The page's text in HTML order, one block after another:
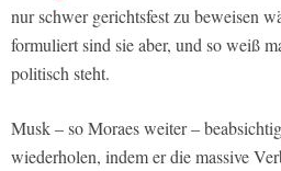
nur schwer gerichtsfest zu beweisen
formuliert sind sie aber, und so weiß
politisch steht.
Musk – so Moraes weiter –
wiederholen, indem er die massive